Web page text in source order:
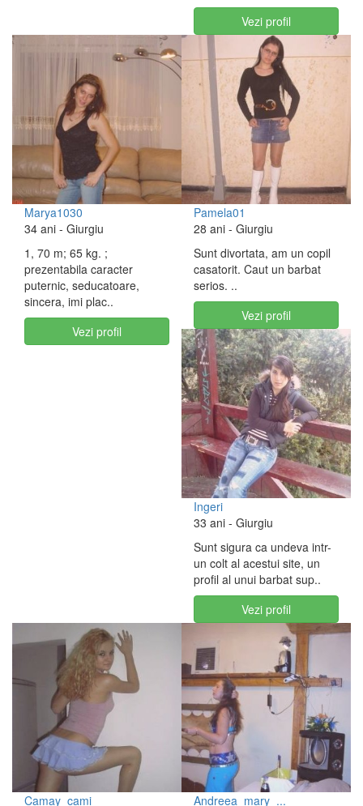
Vezi profil
Marya1030
34 ani - Giurgiu
1, 70 m; 65 kg. ;
prezentabila caracter
puternic, seducatoare,
sincera, imi plac..
Vezi profil
Pamela01
28 ani - Giurgiu
Sunt divortata, am un copil
casatorit. Caut un barbat
serios. ..
Vezi profil
Ingeri
33 ani - Giurgiu
Sunt sigura ca undeva intr-
un colt al acestui site, un
profil al unui barbat sup..
Vezi profil
Camay_cami Andreea_mary_...